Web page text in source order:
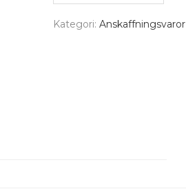
Kategori: Anskaffningsvaror